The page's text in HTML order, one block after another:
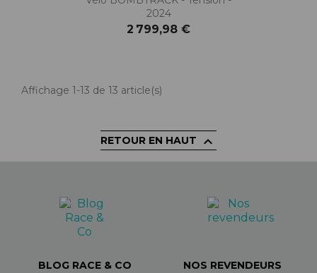
2024
2 799,98 €
Affichage 1-13 de 13 article(s)
RETOUR EN HAUT 
BLOG RACE & CO NOS REVENDEURS